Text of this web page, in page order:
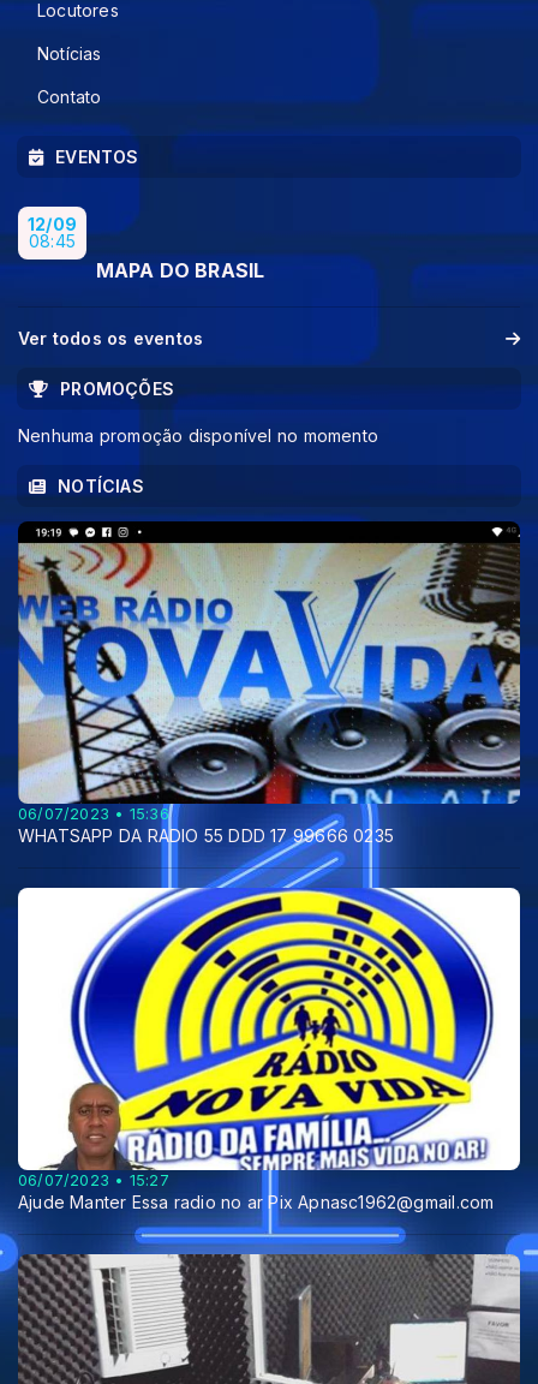
Locutores
Notícias
Contato
EVENTOS
12/09
08:45
MAPA DO BRASIL
Ver todos os eventos
PROMOÇÕES
Nenhuma promoção disponível no momento
NOTÍCIAS
06/07/2023 • 15:36
WHATSAPP DA RADIO 55 DDD 17 99666 0235
06/07/2023 • 15:27
Ajude Manter Essa radio no ar Pix Apnasc1962@gmail.com